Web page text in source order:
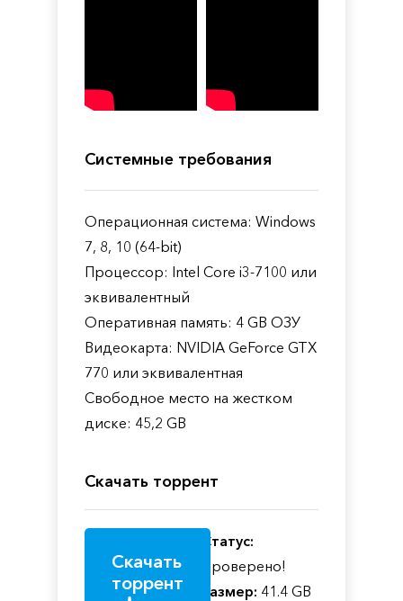
Системные требования
Операционная система: Windows
7, 8, 10 (64-bit)
Процессор: Intel Core i3-7100 или
эквивалентный
Оперативная память: 4 GB ОЗУ
Видеокарта: NVIDIA GeForce GTX
770 или эквивалентная
Свободное место на жестком
диске: 45,2 GB
Скачать торрент
Скачать
торрент
Статус:
Проверено!
Размер: 41.4 GB